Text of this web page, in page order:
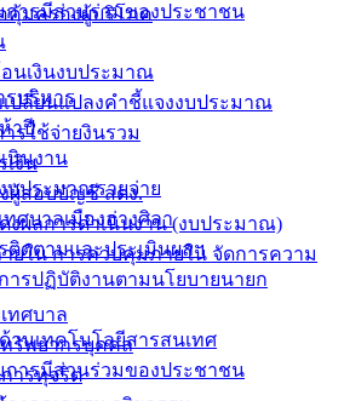
การมีส่วนร่วมของประชาชน
นเงินงบประมาณ
ปลี่ยนแปลงคำชี้แจงงบประมาณ
รใช้จ่ายงินรวม
เงิน
ผู้สอบบัญชี สตง.
งผลการดำเนินงาน (งบประมาณ)
ยใน การควบคุมภายใน จัดการความ
ทศบาล
รัพยากรบุคคล
ารทุจริต
คุ้มครองผู้บริโภค
บริหาร
าปี
นินงาน
ประมาณรายจ่าย
ศบาลเมืองอ่างศิลา
ติดตามและประเมินผลฯ
ารปฏิบัติงานตามนโยบายนายก
นเทคโนโลยีสารสนเทศ
การมีส่วนร่วมของประชาชน